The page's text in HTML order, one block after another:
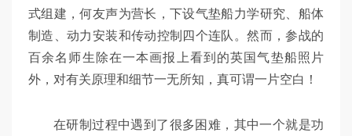
式组建，何友声为营长，下设气垫船力学研究、船体
制造、动力安装和传动控制四个连队。然而，参战的
百余名师生除在一本画报上看到的英国气垫船照片
外，对有关原理和细节一无所知，真可谓一片空白！
在研制过程中遇到了很多困难，其中一个就是功